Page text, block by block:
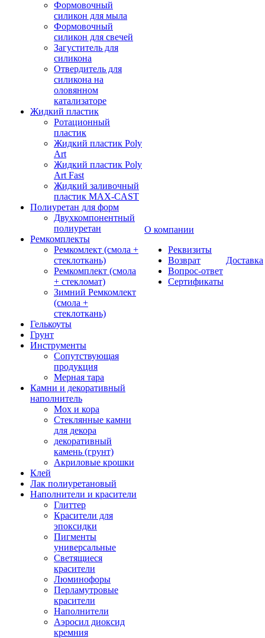
Формовочный
силикон для мыла
Формовочный
силикон для свечей
Загуститель для
силикона
Отвердитель для
силикона на
оловянном
катализаторе
Жидкий пластик
Ротационный
пластик
Жидкий пластик Poly
Art
Жидкий пластик Poly
Art Fast
Жидкий заливочный
пластик MAX-CAST
Полиуретан для форм
Двухкомпонентный
полиуретан
Ремкомплекты
Ремкомлект (смола +
стеклоткань)
Ремкомплект (смола
+ стекломат)
Зимний Ремкомлект
(смола +
стеклоткань)
Гелькоуты
Грунт
Инструменты
Сопутствующая
продукция
Мерная тара
Камни и декоративный
наполнитель
Мох и кора
Стеклянные камни
для декора
декоративный
камень (грунт)
Акриловые крошки
Клей
Лак полиуретановый
Наполнители и красители
Глиттер
Красители для
эпоксидки
Пигменты
универсальные
Светящиеся
красители
Люминофоры
Перламутровые
красители
Наполнители
Аэросил диоксид
кремния
О компании
Реквизиты
Возврат
Вопрос-ответ
Сертификаты
Доставка